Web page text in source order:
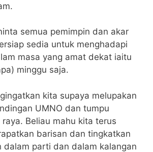
semua pemimpin dan akar
sedia untuk menghadapi
masa yang amat dekat iaitu
minggu saja.
kita supaya melupakan
UMNO dan tumpu
Beliau mahu kita terus
barisan dan tingkatkan
dalam parti dan dalam kalangan